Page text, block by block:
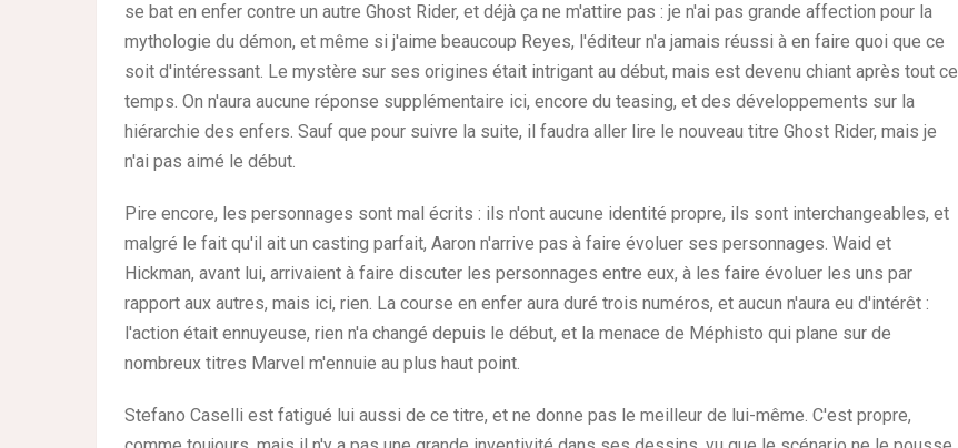
se bat en enfer contre un autre Ghost Rider, et déjà ça ne m'attire pas : je n'ai pas grande affection pour la
mythologie du démon, et même si j'aime beaucoup Reyes, l'éditeur n'a jamais réussi à en faire quoi que ce
soit d'intéressant. Le mystère sur ses origines était intrigant au début, mais est devenu chiant après tout ce
temps. On n'aura aucune réponse supplémentaire ici, encore du teasing, et des développements sur la
hiérarchie des enfers. Sauf que pour suivre la suite, il faudra aller lire le nouveau titre Ghost Rider, mais je
n'ai pas aimé le début.
Pire encore, les personnages sont mal écrits : ils n'ont aucune identité propre, ils sont interchangeables, et
malgré le fait qu'il ait un casting parfait, Aaron n'arrive pas à faire évoluer ses personnages. Waid et
Hickman, avant lui, arrivaient à faire discuter les personnages entre eux, à les faire évoluer les uns par
rapport aux autres, mais ici, rien. La course en enfer aura duré trois numéros, et aucun n'aura eu d'intérêt :
l'action était ennuyeuse, rien n'a changé depuis le début, et la menace de Méphisto qui plane sur de
nombreux titres Marvel m'ennuie au plus haut point.
Stefano Caselli est fatigué lui aussi de ce titre, et ne donne pas le meilleur de lui-même. C'est propre,